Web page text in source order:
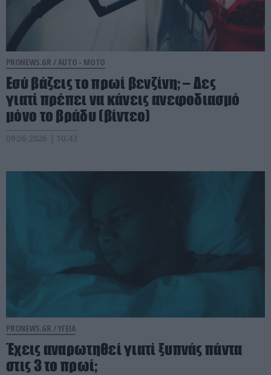
PRONEWS.GR /AUTO - MOTO
Εσύ βάζεις το πρωί βενζίνη; – Δες
γιατί πρέπει να κάνεις ανεφοδιασμό
μόνο το βράδυ (βίντεο)
09.06.2026 | 10:43
PRONEWS.GR /ΥΓΕΙΑ
Έχεις αναρωτηθεί γιατί ξυπνάς πάντα
στις 3 το πρωί;